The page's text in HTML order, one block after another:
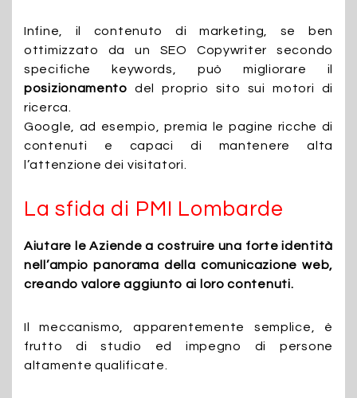
Infine, il contenuto di marketing, se ben
ottimizzato da un SEO Copywriter secondo
specifiche keywords, può migliorare il
posizionamento del proprio sito sui motori di
ricerca.
Google, ad esempio, premia le pagine ricche di
contenuti e capaci di mantenere alta
l’attenzione dei visitatori.
La sfida di PMI Lombarde
Aiutare le Aziende a costruire una forte identità
nell’ampio panorama della comunicazione web,
creando valore aggiunto ai loro contenuti.
Il meccanismo, apparentemente semplice, è
frutto di studio ed impegno di persone
altamente qualificate.